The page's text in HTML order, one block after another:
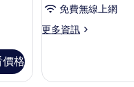
價格
Entrance
to
Included
免費無線上網
更多資訊
更
Happen